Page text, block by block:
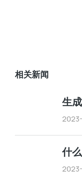
相关新闻
生
什